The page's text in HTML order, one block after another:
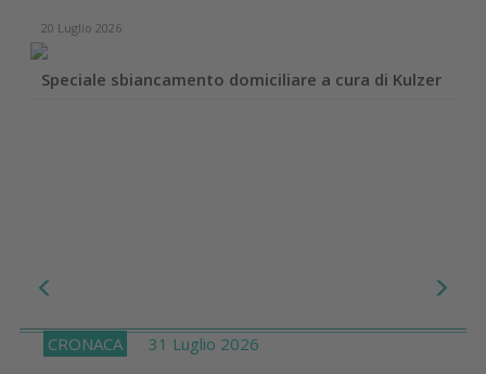
20 Luglio 2026
Speciale sbiancamento domiciliare a cura di Kulzer
CRONACA 31 Luglio 2026